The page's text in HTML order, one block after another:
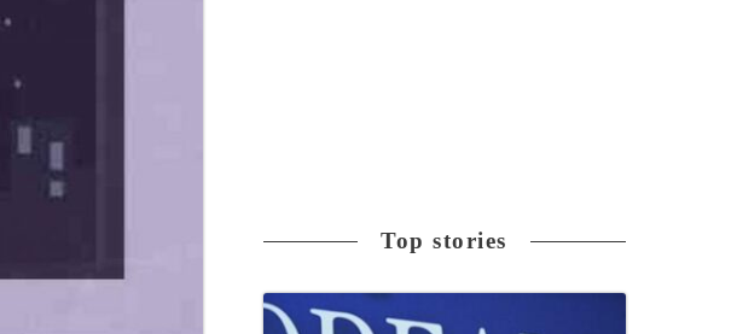
Top stories